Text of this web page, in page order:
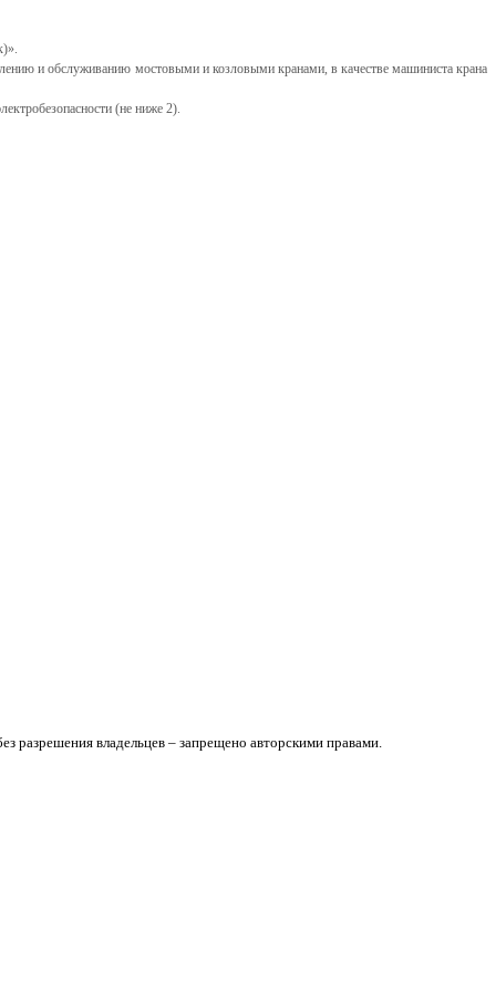
и обслуживанию мостовыми и козловыми кранами, в качестве машиниста крана
(не ниже 2).
разрешения владельцев – запрещено авторскими правами.